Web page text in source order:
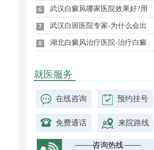
武汉白癜风哪家医院效果好?用
武汉白斑医院专家-为什么会出
湖北白癜风治疗医院-治疗白癜
就医服务
在线咨询 预约挂号
免费通话 来院路线
咨询热线